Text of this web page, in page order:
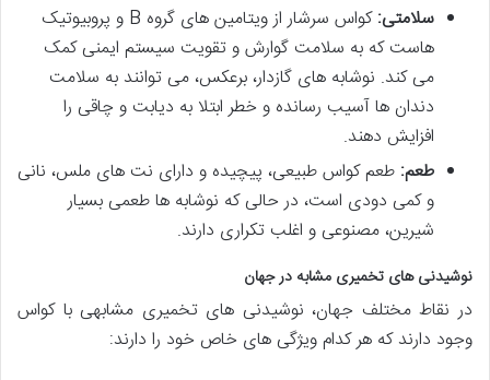
سلامتی:
کواس سرشار از ویتامین های گروه B و پروبیوتیک
هاست که به سلامت گوارش و تقویت سیستم ایمنی کمک
می کند. نوشابه های گازدار، برعکس، می توانند به سلامت
دندان ها آسیب رسانده و خطر ابتلا به دیابت و چاقی را
افزایش دهند.
طعم: طعم کواس طبیعی، پیچیده و دارای نت های ملس، نانی
و کمی دودی است، در حالی که نوشابه ها طعمی بسیار
شیرین، مصنوعی و اغلب تکراری دارند.
نوشیدنی های تخمیری مشابه در جهان
در نقاط مختلف جهان، نوشیدنی های تخمیری مشابهی با کواس
وجود دارند که هر کدام ویژگی های خاص خود را دارند: